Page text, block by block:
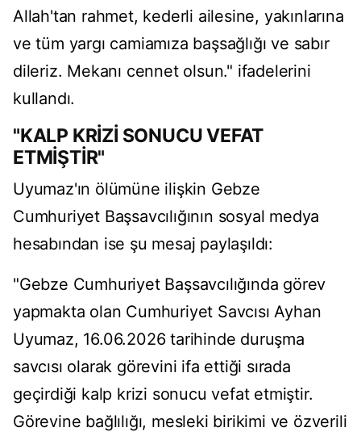
Allah'tan rahmet, kederli ailesine, yakınlarına
ve tüm yargı camiamıza başsağlığı ve sabır
dileriz. Mekanı cennet olsun." ifadelerini
kullandı.
"KALP KRİZİ SONUCU VEFAT
ETMİŞTİR"
Uyumaz'ın ölümüne ilişkin Gebze
Cumhuriyet Başsavcılığının sosyal medya
hesabından ise şu mesaj paylaşıldı:
"Gebze Cumhuriyet Başsavcılığında görev
yapmakta olan Cumhuriyet Savcısı Ayhan
Uyumaz, 16.06.2026 tarihinde duruşma
savcısı olarak görevini ifa ettiği sırada
geçirdiği kalp krizi sonucu vefat etmiştir.
Görevine bağlılığı, mesleki birikimi ve özverili